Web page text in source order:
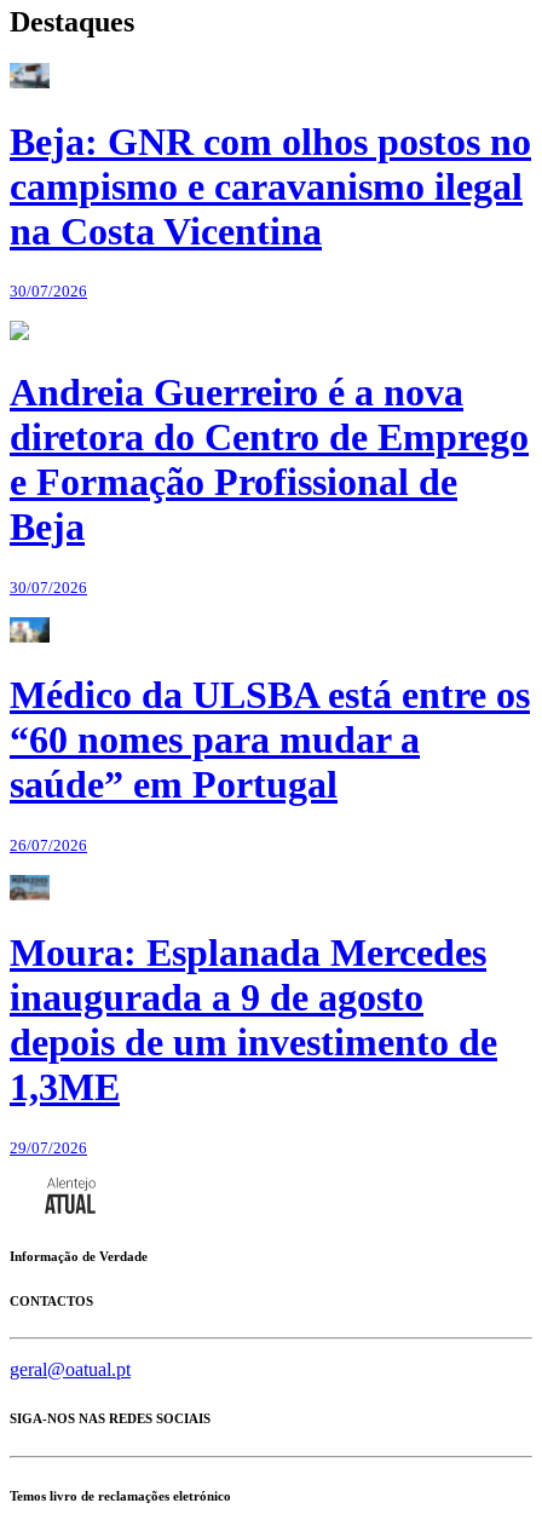
Destaques
Beja: GNR com olhos postos no
campismo e caravanismo ilegal
na Costa Vicentina
30/07/2026
Andreia Guerreiro é a nova
diretora do Centro de Emprego
e Formação Profissional de
Beja
30/07/2026
Médico da ULSBA está entre os
“60 nomes para mudar a
saúde” em Portugal
26/07/2026
Moura: Esplanada Mercedes
inaugurada a 9 de agosto
depois de um investimento de
1,3ME
29/07/2026
Informação de Verdade
CONTACTOS
geral@oatual.pt
SIGA-NOS NAS REDES SOCIAIS
Temos livro de reclamações eletrónico